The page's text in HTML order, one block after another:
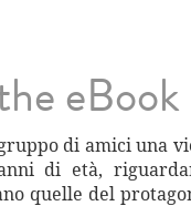
eBook
di amici una
di età,
quelle del